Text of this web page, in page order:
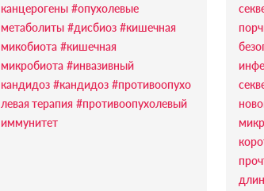
канцерогены #опухолевые
метаболиты #дисбиоз #кишечная
микобиота #кишечная
микробиота #инвазивный
кандидоз #кандидоз #противоопухо
левая терапия #противоопухолевый
иммунитет